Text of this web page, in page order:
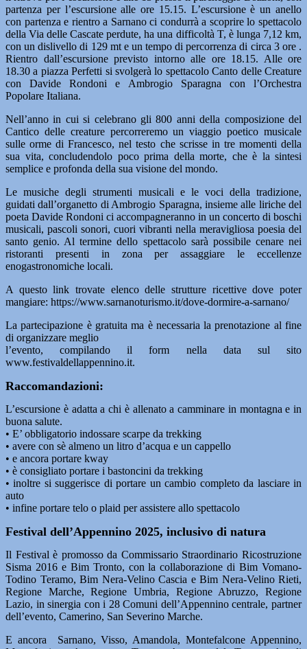
partenza per l’escursione alle ore 15.15. L’escursione è un anello
con partenza e rientro a Sarnano ci condurrà a scoprire lo spettacolo
della Via delle Cascate perdute, ha una difficoltà T, è lunga 7,12 km,
con un dislivello di 129 mt e un tempo di percorrenza di circa 3 ore .
Rientro dall’escursione previsto intorno alle ore 18.15. Alle ore
18.30 a piazza Perfetti si svolgerà lo spettacolo Canto delle Creature
con Davide Rondoni e Ambrogio Sparagna con l’Orchestra
Popolare Italiana.
Nell’anno in cui si celebrano gli 800 anni della composizione del
Cantico delle creature percorreremo un viaggio poetico musicale
sulle orme di Francesco, nel testo che scrisse in tre momenti della
sua vita, concludendolo poco prima della morte, che è la sintesi
semplice e profonda della sua visione del mondo.
Le musiche degli strumenti musicali e le voci della tradizione,
guidati dall’organetto di Ambrogio Sparagna, insieme alle liriche del
poeta Davide Rondoni ci accompagneranno in un concerto di boschi
musicali, pascoli sonori, cuori vibranti nella meravigliosa poesia del
santo genio. Al termine dello spettacolo sarà possibile cenare nei
ristoranti presenti in zona per assaggiare le eccellenze
enogastronomiche locali.
A questo link trovate elenco delle strutture ricettive dove poter
mangiare: https://www.sarnanoturismo.it/dove-dormire-a-sarnano/
La partecipazione è gratuita ma è necessaria la prenotazione al fine
di organizzare meglio
l’evento, compilando il form nella data sul sito
www.festivaldellappennino.it.
Raccomandazioni:
L’escursione è adatta a chi è allenato a camminare in montagna e in
buona salute.
• E’ obbligatorio indossare scarpe da trekking
• avere con sè almeno un litro d’acqua e un cappello
• e ancora portare kway
• è consigliato portare i bastoncini da trekking
• inoltre si suggerisce di portare un cambio completo da lasciare in
auto
• infine portare telo o plaid per assistere allo spettacolo
Festival dell’Appennino 2025, inclusivo di natura
Il Festival è promosso da Commissario Straordinario Ricostruzione
Sisma 2016 e Bim Tronto, con la collaborazione di Bim Vomano-
Todino Teramo, Bim Nera-Velino Cascia e Bim Nera-Velino Rieti,
Regione Marche, Regione Umbria, Regione Abruzzo, Regione
Lazio, in sinergia con i 28 Comuni dell’Appennino centrale, partner
dell’evento, Camerino, San Severino Marche.
E ancora Sarnano, Visso, Amandola, Montefalcone Appennino,